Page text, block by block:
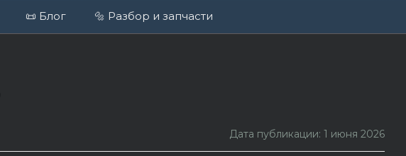
📜 Блог 🔩 Разбор и запчасти
Дата публикации: 1 июня 2026